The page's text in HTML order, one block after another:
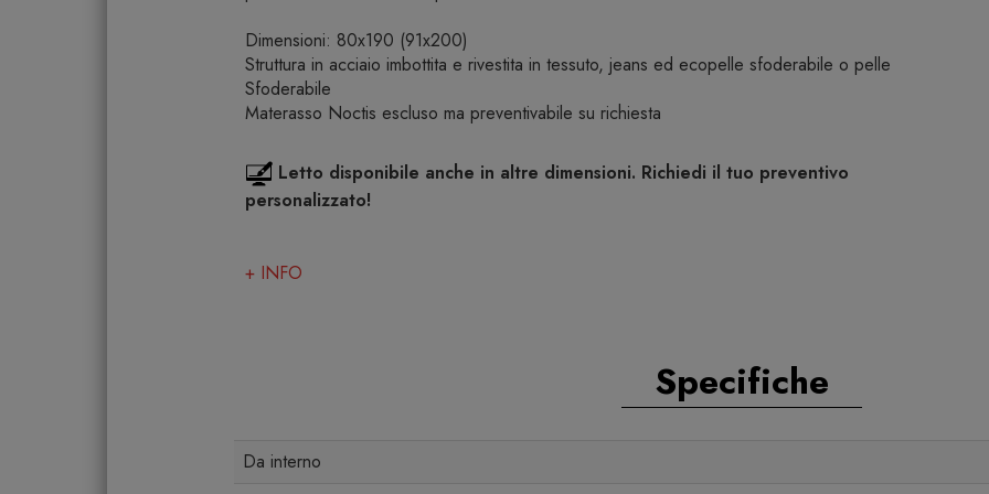
Dimensioni: 80x190 (91x200)
Struttura in acciaio imbottita e rivestita in tessuto, jeans ed ecopelle sfoderabile o pelle
Sfoderabile
Materasso Noctis escluso ma preventivabile su richiesta
Letto disponibile anche in altre dimensioni. Richiedi il tuo preventivo
personalizzato!
+ INFO
Specifiche
Da interno